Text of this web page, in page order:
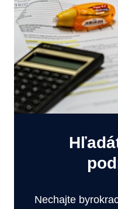
Nechajte